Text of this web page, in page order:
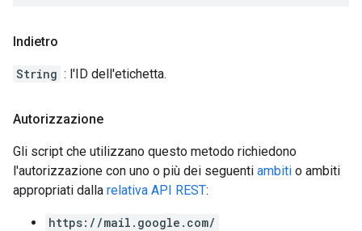
Indietro
String : l'ID dell'etichetta.
Autorizzazione
Gli script che utilizzano questo metodo richiedono
l'autorizzazione con uno o più dei seguenti ambiti o ambiti
appropriati dalla relativa API REST:
https://mail.google.com/